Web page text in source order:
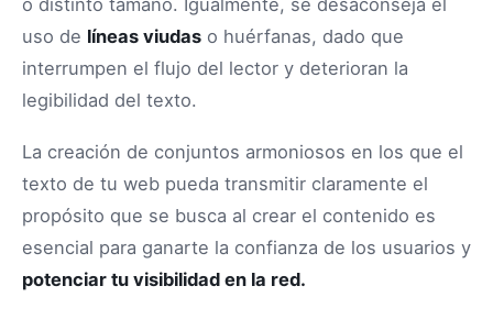
o distinto tamaño. Igualmente, se desaconseja el
uso de líneas viudas o huérfanas, dado que
interrumpen el flujo del lector y deterioran la
legibilidad del texto.
La creación de conjuntos armoniosos en los que el
texto de tu web pueda transmitir claramente el
propósito que se busca al crear el contenido es
esencial para ganarte la confianza de los usuarios y
potenciar tu visibilidad en la red.